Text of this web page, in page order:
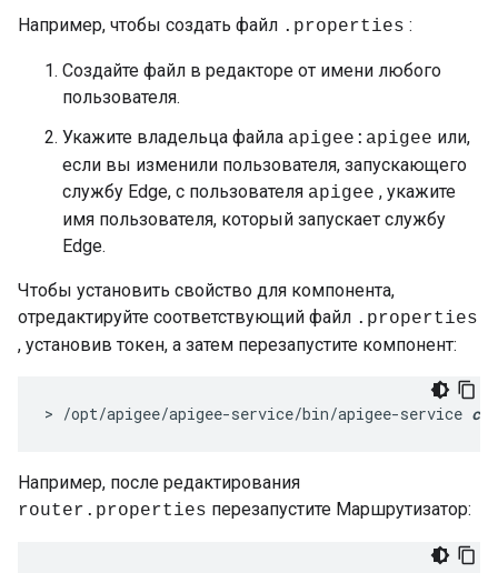
Например, чтобы создать файл .properties :
Создайте файл в редакторе от имени любого
пользователя.
Укажите владельца файла apigee:apigee или,
если вы изменили пользователя, запускающего
службу Edge, с пользователя apigee , укажите
имя пользователя, который запускает службу
Edge.
Чтобы установить свойство для компонента,
отредактируйте соответствующий файл .properties
, установив токен, а затем перезапустите компонент:
> /opt/apigee/apigee-service/bin/apigee-service
Например, после редактирования
router.properties перезапустите Маршрутизатор: